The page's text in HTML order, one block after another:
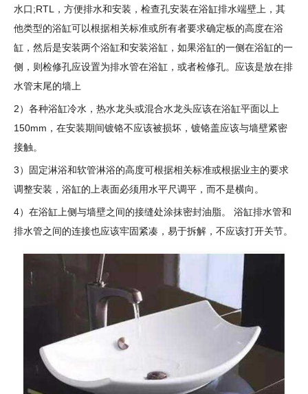
水口;RTL，方便排水和安装，检查孔安装在浴缸排水端壁上，其
他类型的浴缸可以根据相关标准或所有者要求确定板的高度在浴
缸，然后是安装两个浴缸和安装浴缸，如果浴缸的一侧在浴缸的一
侧，则检修孔应设置为排水管在浴缸，或者检修孔。应该是放在排
水管末尾的墙上
2）各种浴缸冷水，热水龙头或混合水龙头应该在浴缸平面以上
150mm，在安装期间镀铬不应该被损坏，镀铬盖应该与墙壁紧密
接触。
3）固定淋浴和软管淋浴的高度可根据相关标准或根据业主的要求
调整安装，浴缸的上表面必须用水平尺调平，而不是横向。
4）在浴缸上侧与墙壁之间的接缝处涂抹密封油脂。 浴缸排水管和
排水管之间的连接也应该牢固紧凑，易于拆解，不应该打开关节。